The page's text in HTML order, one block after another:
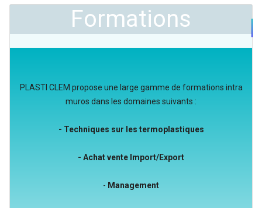
Formations
PLASTI CLEM propose une large gamme de formations intra
muros dans les domaines suivants :
- Techniques sur les termoplastiques
- Achat vente Import/Export
- Management